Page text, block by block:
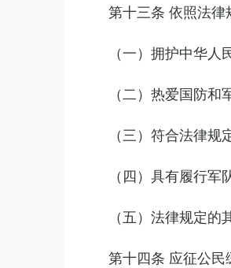
第十三条 依照法律
（一）拥护中华
（二）热爱国防
（三）符合法律规
（四）具有履行
（五）法律规定的
第十四条 应征公民